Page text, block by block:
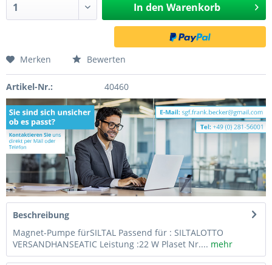
In den Warenkorb
Merken Bewerten
Artikel-Nr.: 40460
Beschreibung
Magnet-Pumpe fürSILTAL Passend für : SILTALOTTO
VERSANDHANSEATIC Leistung :22 W Plaset Nr.... mehr